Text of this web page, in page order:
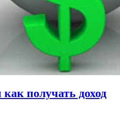
получать доход